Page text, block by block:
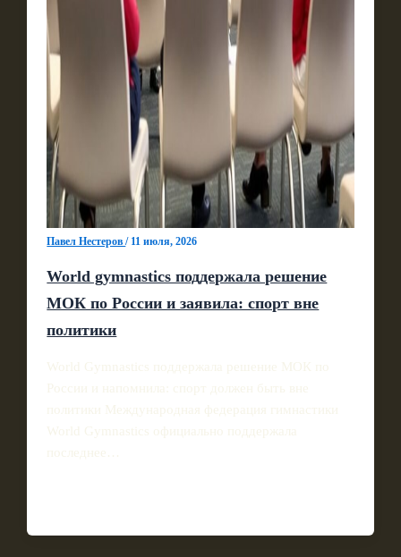
Павел Нестеров/ 11 июля, 2026
World gymnastics поддержала решение
МОК по России и заявила: спорт вне
политики
World Gymnastics поддержала решение МОК по
России и напомнила: спорт должен быть вне
политики Международная федерация гимнастики
World Gymnastics официально поддержала
последнее…